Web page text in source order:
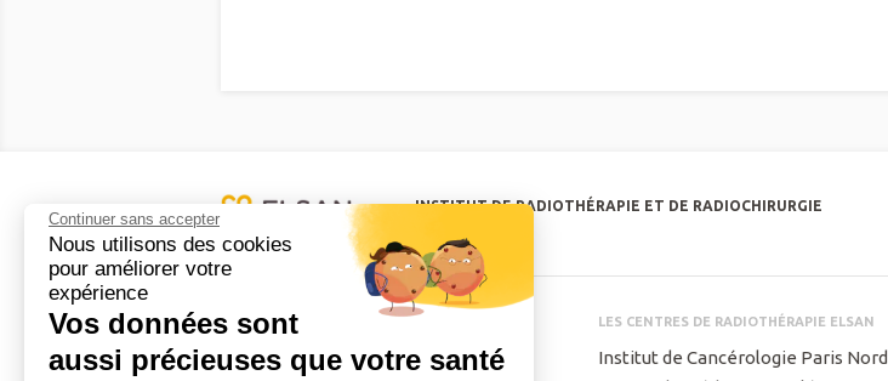
Continuer sans accepter
Nous utilisons des cookies
pour améliorer votre
expérience
Vos données sont
aussi précieuses que votre santé
INSTITUT DE RADIOTHÉRAPIE ET DE RADIOCHIRURGIE
INFORMATIONS
Mentions légales
NAVIGATION
Accueil
LES CENTRES DE RADIOTHÉRAPIE ELSAN
Institut de Cancérologie Paris Nord